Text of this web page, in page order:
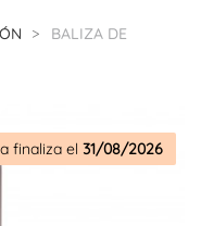
BALIZA DE
finaliza el 31/08/2026